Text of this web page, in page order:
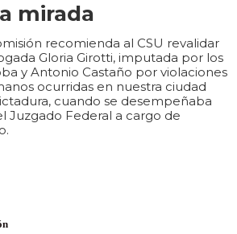
mirada
recomienda al CSU revalidar
Gloria Girotti, imputada por los
y Antonio Castaño por violaciones
ocurridas en nuestra ciudad
cuando se desempeñaba
Juzgado Federal a cargo de